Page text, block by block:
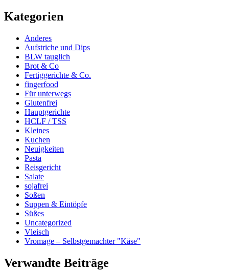
Kategorien
Anderes
Aufstriche und Dips
BLW tauglich
Brot & Co
Fertiggerichte & Co.
fingerfood
Für unterwegs
Glutenfrei
Hauptgerichte
HCLF / TSS
Kleines
Kuchen
Neuigkeiten
Pasta
Reisgericht
Salate
sojafrei
Soßen
Suppen & Eintöpfe
Süßes
Uncategorized
Vleisch
Vromage – Selbstgemachter "Käse"
Verwandte Beiträge